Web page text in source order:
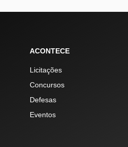
ACONTECE
Licitações
Concursos
Defesas
Eventos